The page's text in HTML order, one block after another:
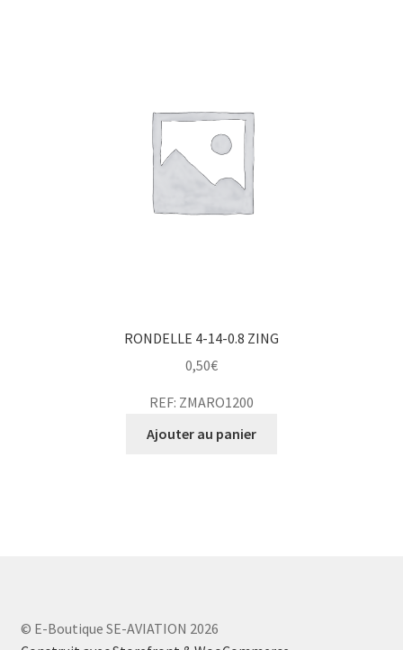
RONDELLE 4-14-0.8 ZING
0,50€
REF: ZMARO1200
Ajouter au panier
© E-Boutique SE-AVIATION 2026